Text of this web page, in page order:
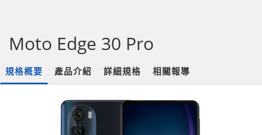
Moto Edge 30 Pro
規格概要 產品介紹 詳細規格 相關報導